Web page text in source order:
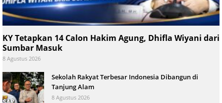
KY Tetapkan 14 Calon Hakim Agung, Dhifla Wiyani dari
Sumbar Masuk
8 Agustus 2026
Sekolah Rakyat Terbesar Indonesia Dibangun di
Tanjung Alam
8 Agustus 2026